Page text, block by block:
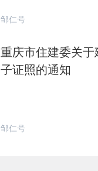
邹仁号
重庆市住建委关
子证照的通知
邹仁号